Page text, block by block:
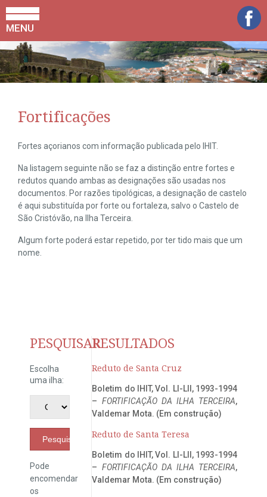
MENU
Fortificações
Fortes açorianos com informação publicada pelo IHIT.
Na listagem seguinte não se faz a distinção entre fortes e
redutos quando ambas as designações são usadas nos
documentos. Por razões tipológicas, a designação de castelo
é aqui substituída por forte ou fortaleza, salvo o Castelo de
São Cristóvão, na Ilha Terceira.
Algum forte poderá estar repetido, por ter tido mais que um
nome.
PESQUISAR
Escolha
uma ilha:
Pesquisar
Pode
encomendar
os
RESULTADOS
Reduto de Santa Cruz
Boletim do IHIT, Vol. LI-LII, 1993-1994
– FORTIFICAÇÃO DA ILHA TERCEIRA,
Valdemar Mota. (Em construção)
Reduto de Santa Teresa
Boletim do IHIT, Vol. LI-LII, 1993-1994
– FORTIFICAÇÃO DA ILHA TERCEIRA,
Valdemar Mota. (Em construção)